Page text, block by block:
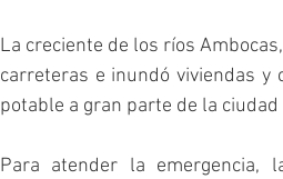
La creciente de los ríos
carreteras e inundó viviendas y
potable a gran parte de la
Para atender la emergencia,